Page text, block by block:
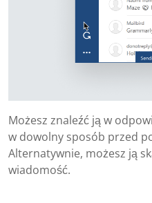
Możesz znaleźć ją w
w dowolny sposób przed
Alternatywnie, możesz ją
wiadomość.